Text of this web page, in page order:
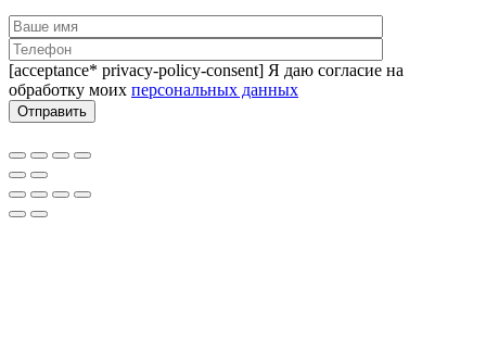
[acceptance* privacy-policy-consent] Я даю согласие на
обработку моих персональных данных